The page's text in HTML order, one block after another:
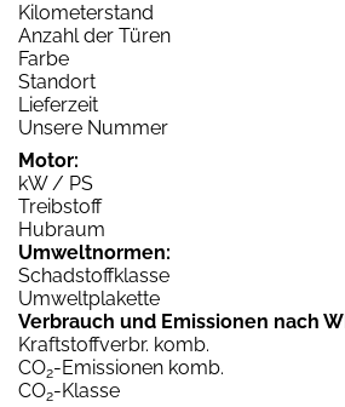
Kilometerstand
Anzahl der Türen
Farbe
Standort
Lieferzeit
Unsere Nummer
Motor:
kW / PS
Treibstoff
Hubraum
Umweltnormen:
Schadstoffklasse
Umweltplakette
Verbrauch und Emissionen nach
Kraftstoffverbr. komb.
CO2-Emissionen komb.
CO2-Klasse